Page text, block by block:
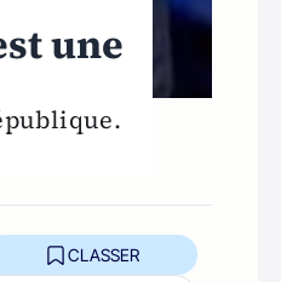
une
CLASSER